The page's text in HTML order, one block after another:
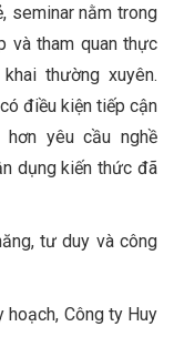
seminar nằm trong
và tham quan thực
thường xuyên.
điều kiện tiếp cận
yêu cầu nghề
dụng kiến thức đã
tư duy và công
hoạch, Công ty Huy